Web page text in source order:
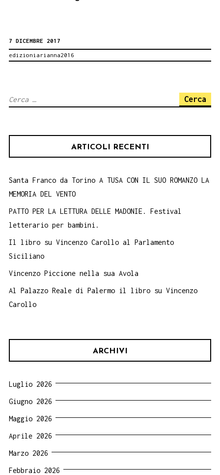
7 DICEMBRE 2017
edizioniarianna2016
Ricerca
ARTICOLI RECENTI
Santa Franco da Torino A TUSA CON IL SUO ROMANZO LA
MEMORIA DEL VENTO
PATTO PER LA LETTURA DELLE MADONIE. Festival
letterario per bambini.
Il libro su Vincenzo Carollo al Parlamento
Siciliano
Vincenzo Piccione nella sua Avola
Al Palazzo Reale di Palermo il libro su Vincenzo
Carollo
ARCHIVI
Luglio 2026
Giugno 2026
Maggio 2026
Aprile 2026
Marzo 2026
Febbraio 2026